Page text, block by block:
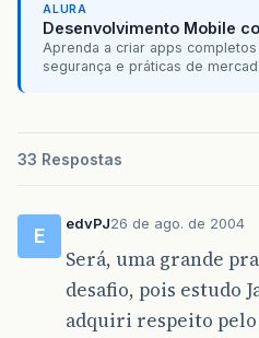
ALURA
Desenvolvimento Mobile
Aprenda a criar apps
segurança e práticas de
33 Respostas
E
edvPJ26 de ago. de 2004
Será, uma grande
desafio, pois estudo
adquiri respeito pelo